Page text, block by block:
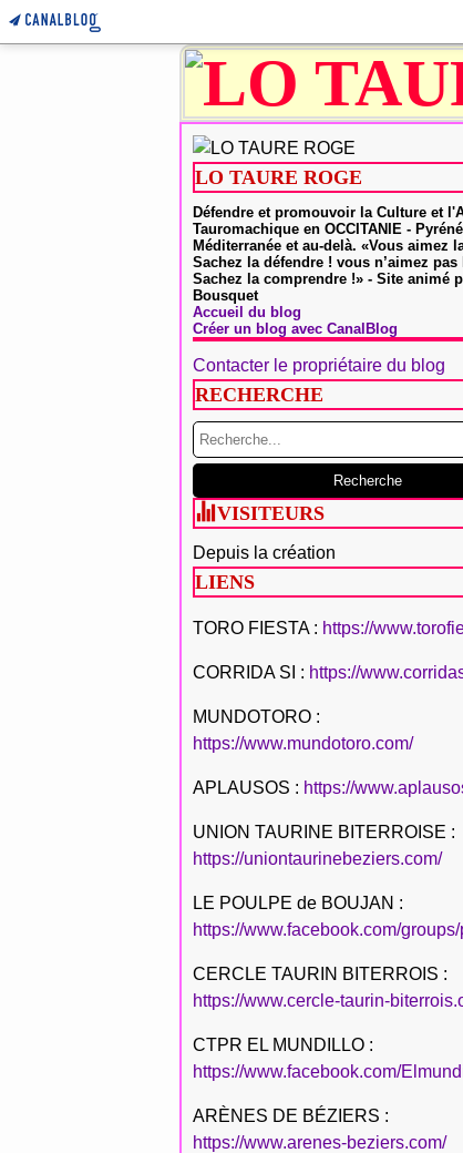
LO TAURE ROGE
Défendre et promouvoir la Culture et
Tauromachique en OCCITANIE -
Méditerranée et au-delà. «Vous aimez
Sachez la défendre ! vous n’aimez
Sachez la comprendre !» - Site animé
Bousquet
Accueil du blog
Créer un blog avec CanalBlog
Contacter le propriétaire du blog
RECHERCHE
VISITEURS
Depuis la création
LIENS
TORO FIESTA : https://
CORRIDA SI : https://
MUNDOTORO :
https://www.mundotoro.com/
APLAUSOS : https://
UNION TAURINE BITERROISE :
https://uniontaurinebeziers.com/
LE POULPE de BOUJAN :
https://www.facebook.com/
CERCLE TAURIN BITERROIS :
https://www.cercle-taurin-
CTPR EL MUNDILLO :
https://www.facebook.com/
ARÈNES DE BÉZIERS :
https://www.arenes-beziers.com/